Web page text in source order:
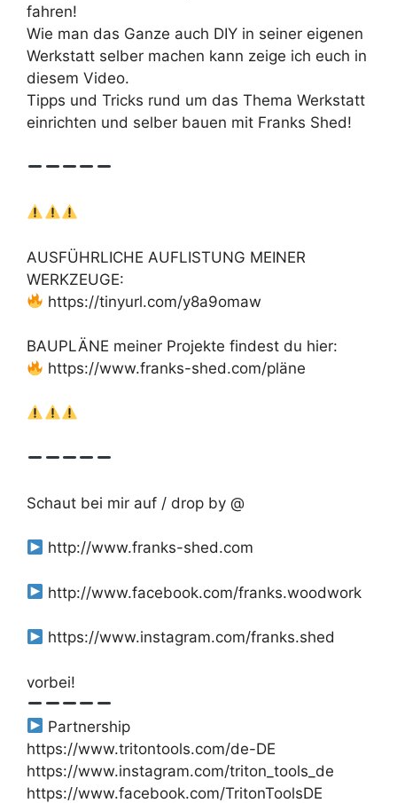
fahren!
Wie man das Ganze auch DIY in seiner eigenen
Werkstatt selber machen kann zeige ich euch in
diesem Video.
Tipps und Tricks rund um das Thema Werkstatt
einrichten und selber bauen mit Franks Shed!
AUSFÜHRLICHE AUFLISTUNG MEINER
WERKZEUGE:
https://tinyurl.com/y8a9omaw
BAUPLÄNE meiner Projekte findest du hier:
https://www.franks-shed.com/pläne
Schaut bei mir auf / drop by @
http://www.franks-shed.com
http://www.facebook.com/franks.woodwork
https://www.instagram.com/franks.shed
vorbei!
Partnership
https://www.tritontools.com/de-DE
https://www.instagram.com/triton_tools_de
https://www.facebook.com/TritonToolsDE